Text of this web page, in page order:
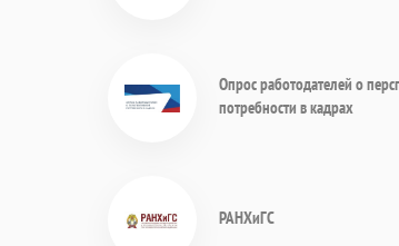
Опрос работодателей о
потребности в кадрах
РАНХиГС